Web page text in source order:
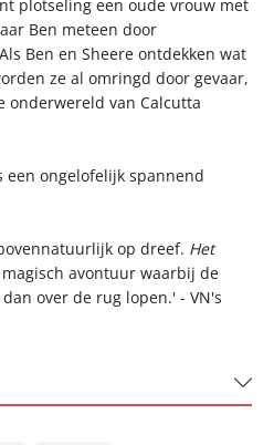
plotseling een oude vrouw met
Ben meteen door
Ben en Sheere ontdekken wat
ze al omringd door gevaar,
onderwereld van Calcutta
een ongelofelijk spannend
op dreef. Het
avontuur waarbij de
over de rug lopen.' - VN's